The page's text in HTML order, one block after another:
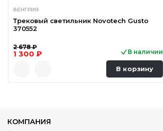
ВЕНГРИЯ
Трековый светильник Novotech Gusto
370552
2 678 ₽
1 300 ₽ В наличии
В корзину
КОМПАНИЯ